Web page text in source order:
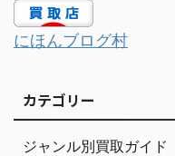
にほんブログ村
カテゴリー
ジャンル別買取ガイド